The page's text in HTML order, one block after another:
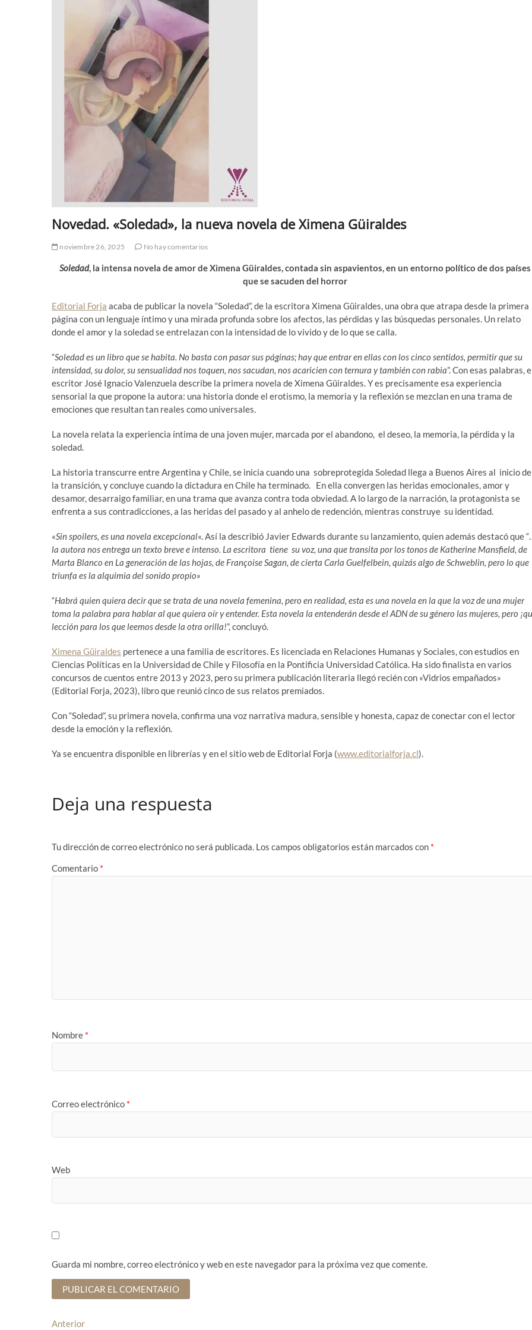
Novedad. «Soledad», la nueva novela de Ximena Güiraldes
noviembre 26, 2025 No hay comentarios
Soledad, la intensa novela de amor de Ximena Güiraldes, contada sin aspavientos, en un entorno político de dos países
que se sacuden del horror
Editorial Forja acaba de publicar la novela “Soledad”, de la escritora Ximena Güiraldes, una obra que atrapa desde la primera
página con un lenguaje íntimo y una mirada profunda sobre los afectos, las pérdidas y las búsquedas personales. Un relato
donde el amor y la soledad se entrelazan con la intensidad de lo vivido y de lo que se calla.
“Soledad es un libro que se habita. No basta con pasar sus páginas; hay que entrar en ellas con los cinco sentidos, permitir que su
intensidad, su dolor, su sensualidad nos toquen, nos sacudan, nos acaricien con ternura y también con rabia”. Con esas palabras,
escritor José Ignacio Valenzuela describe la primera novela de Ximena Güiraldes. Y es precisamente esa experiencia
sensorial la que propone la autora: una historia donde el erotismo, la memoria y la reflexión se mezclan en una trama de
emociones que resultan tan reales como universales.
La novela relata la experiencia íntima de una joven mujer, marcada por el abandono, el deseo, la memoria, la pérdida y la
soledad.
La historia transcurre entre Argentina y Chile, se inicia cuando una sobreprotegida Soledad llega a Buenos Aires al inicio de
la transición, y concluye cuando la dictadura en Chile ha terminado. En ella convergen las heridas emocionales, amor y
desamor, desarraigo familiar, en una trama que avanza contra toda obviedad. A lo largo de la narración, la protagonista se
enfrenta a sus contradicciones, a las heridas del pasado y al anhelo de redención, mientras construye su identidad.
«Sin spoilers, es una novela excepcional«. Así la describió Javier Edwards durante su lanzamiento, quien además destacó que
la autora nos entrega un texto breve e intenso. La escritora tiene su voz, una que transita por los tonos de Katherine Mansfield, de
Marta Blanco en La generación de las hojas, de Françoise Sagan, de cierta Carla Guelfelbein, quizás algo de Schweblin, pero lo que
triunfa es la alquimia del sonido propio»
“Habrá quien quiera decir que se trata de una novela femenina, pero en realidad, esta es una novela en la que la voz de una mujer
toma la palabra para hablar al que quiera oír y entender. Esta novela la entenderán desde el ADN de su género las mujeres, pero
lección para los que leemos desde la otra orilla!”, concluyó.
Ximena Güiraldes pertenece a una familia de escritores. Es licenciada en Relaciones Humanas y Sociales, con estudios en
Ciencias Políticas en la Universidad de Chile y Filosofía en la Pontificia Universidad Católica. Ha sido finalista en varios
concursos de cuentos entre 2013 y 2023, pero su primera publicación literaria llegó recién con «Vidrios empañados»
(Editorial Forja, 2023), libro que reunió cinco de sus relatos premiados.
Con “Soledad”, su primera novela, confirma una voz narrativa madura, sensible y honesta, capaz de conectar con el lector
desde la emoción y la reflexión.
Ya se encuentra disponible en librerías y en el sitio web de Editorial Forja (www.editorialforja.cl).
Deja una respuesta
Tu dirección de correo electrónico no será publicada. Los campos obligatorios están marcados con *
Comentario *
Nombre *
Correo electrónico *
Web
Guarda mi nombre, correo electrónico y web en este navegador para la próxima vez que comente.
Anterior